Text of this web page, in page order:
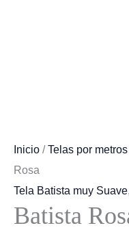
Inicio /Telas por metros
Rosa
Tela Batista muy Suave,
Batista